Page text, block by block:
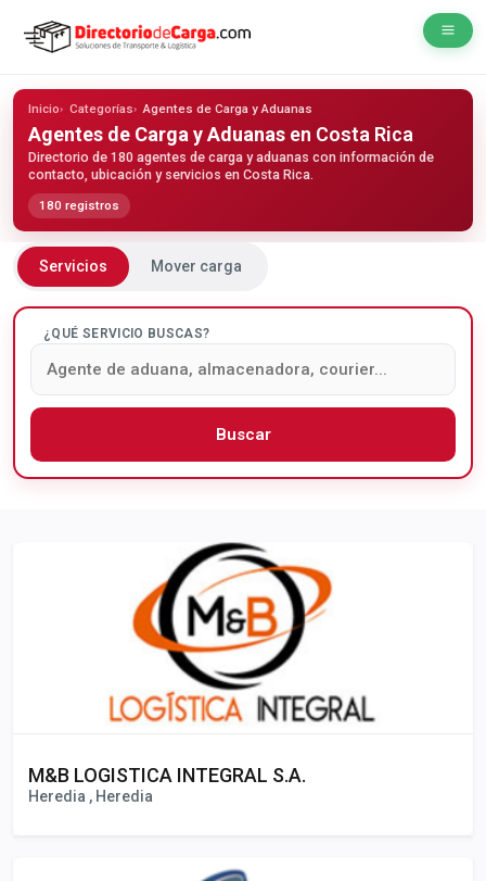
Inicio Categorías Agentes de Carga y Aduanas
Agentes de Carga y Aduanas en Costa Rica
Directorio de 180 agentes de carga y aduanas con información de
contacto, ubicación y servicios en Costa Rica.
180 registros
Servicios Mover carga
¿QUÉ SERVICIO BUSCAS?
Buscar
M&B LOGISTICA INTEGRAL S.A.
Heredia , Heredia